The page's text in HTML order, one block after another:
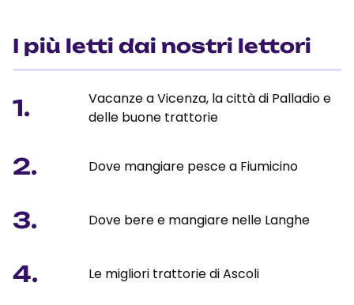
I più letti dai nostri lettori
1.
Vacanze a Vicenza, la città di Palladio e
delle buone trattorie
2. Dove mangiare pesce a Fiumicino
3. Dove bere e mangiare nelle Langhe
4. Le migliori trattorie di Ascoli